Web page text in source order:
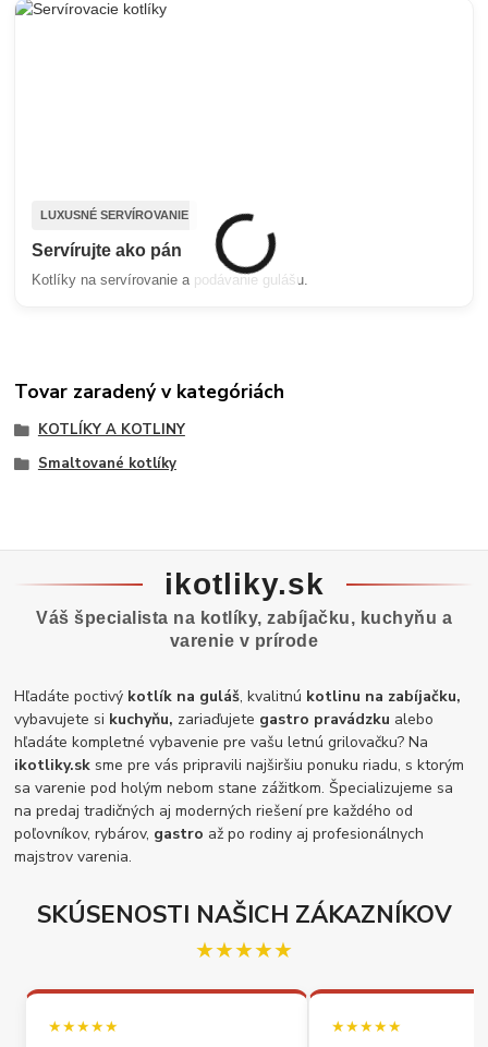
LUXUSNÉ SERVÍROVANIE
Servírujte ako pán
Kotlíky na servírovanie a podávanie gulášu.
Tovar zaradený v kategóriách
KOTLÍKY A KOTLINY
Smaltované kotlíky
ikotliky.sk
Váš špecialista na kotlíky, zabíjačku, kuchyňu a
varenie v prírode
Hľadáte poctivý kotlík na guláš, kvalitnú kotlinu na zabíjačku,
vybavujete si kuchyňu, zariaďujete gastro pravádzku alebo
hľadáte kompletné vybavenie pre vašu letnú grilovačku? Na
ikotliky.sk sme pre vás pripravili najširšiu ponuku riadu, s ktorým
sa varenie pod holým nebom stane zážitkom. Špecializujeme sa
na predaj tradičných aj moderných riešení pre každého od
poľovníkov, rybárov, gastro až po rodiny aj profesionálnych
majstrov varenia.
SKÚSENOSTI NAŠICH ZÁKAZNÍKOV
★★★★★
★★★★★ ★★★★★